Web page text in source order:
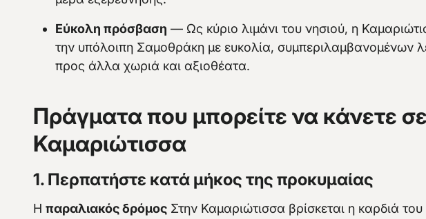
Εύκολη πρόσβαση — Ως κύριο λιμάνι του νησιού, η
την υπόλοιπη Σαμοθράκη με ευκολία, συμπεριλαμβανομένων
προς άλλα χωριά και αξιοθέατα.
Πράγματα που μπορείτε να κάνετε σε
Καμαριώτισσα
1. Περπατήστε κατά μήκος της προκυμαίας
Η παραλιακός δρόμος Στην Καμαριώτισσα βρίσκεται η καρδιά του